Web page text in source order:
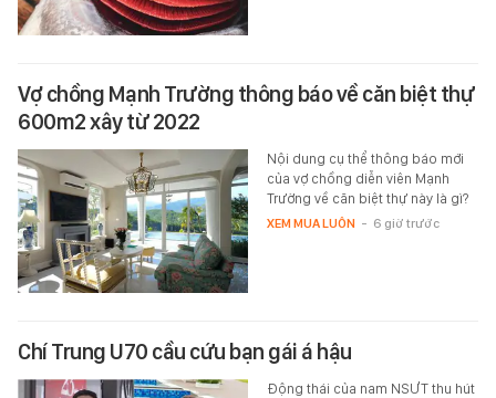
Vợ chồng Mạnh Trường thông báo về căn biệt thự
600m2 xây từ 2022
Nội dung cụ thể thông báo mới
của vợ chồng diễn viên Mạnh
Trường về căn biệt thự này là gì?
XEM MUA LUÔN - 6 giờ trước
Chí Trung U70 cầu cứu bạn gái á hậu
Động thái của nam NSƯT thu hút